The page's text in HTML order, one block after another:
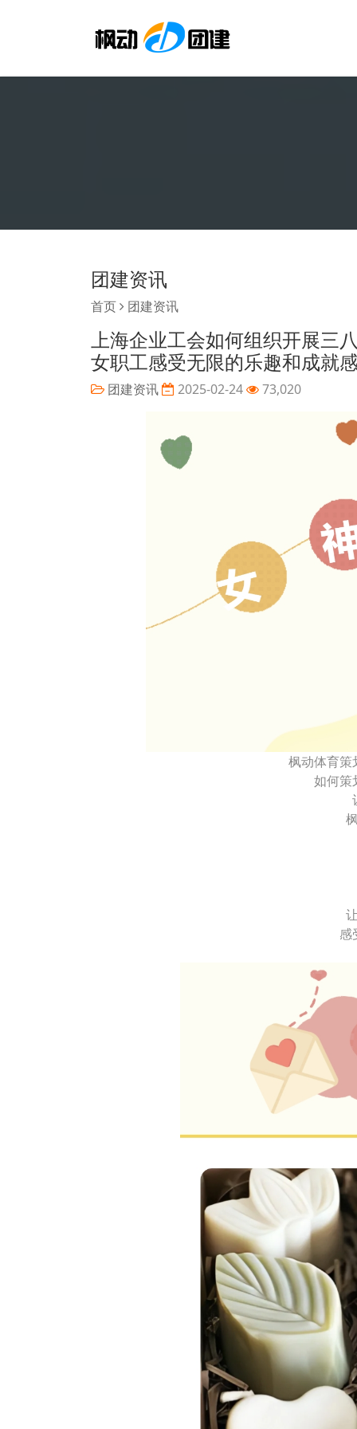
团建资讯
首页 团建资讯
上海企业工会如何组织开展三
女职工感受无限的乐趣和成就
团建资讯 2025-02-24 73,020
枫动体育策
如何策
感